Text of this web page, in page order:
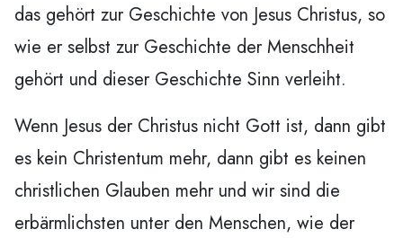
das gehört zur Geschichte von Jesus Christus, so
wie er selbst zur Geschichte der Menschheit
gehört und dieser Geschichte Sinn verleiht.
Wenn Jesus der Christus nicht Gott ist, dann gibt
es kein Christentum mehr, dann gibt es keinen
christlichen Glauben mehr und wir sind die
erbärmlichsten unter den Menschen, wie der